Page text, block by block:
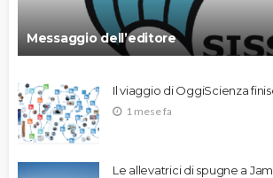
Messaggio dell’editore
Il viaggio di OggiScienza
1 mese fa
Le allevatrici di spugne a